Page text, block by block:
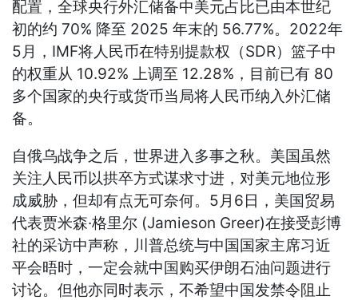
配置，全球央行外汇储备中美元占比已由本世纪
初的约 70% 降至 2025 年末的 56.77%。2022年
5月，IMF将人民币在特别提款权（SDR）篮子中
的权重从 10.92% 上调至 12.28%，目前已有 80
多个国家的央行或货币当局将人民币纳入外汇储
备。
自俄乌战争之后，世界进入多事之秋。美国虽然
关注人民币以拱卒方式谋求寸进，对美元地位形
成威胁，但却有点无可奈何。5月6日，美国贸易
代表贾米森·格里尔 (Jamieson Greer)在接受彭博
社的采访中声称，川普总统与中国国家主席习近
平会晤时，一定会就中国购买伊朗石油问题进行
讨论。但他亦同时表示，不希望中国发禁令阻止